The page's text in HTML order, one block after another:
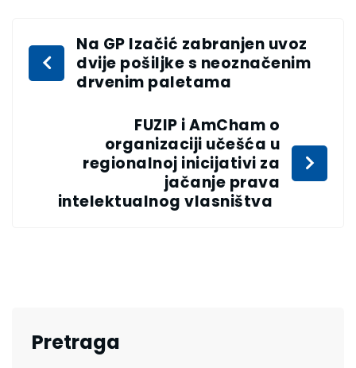
Na GP Izačić zabranjen uvoz
dvije pošiljke s neoznačenim
drvenim paletama
FUZIP i AmCham o
organizaciji učešća u
regionalnoj inicijativi za
jačanje prava
intelektualnog vlasništva
Pretraga